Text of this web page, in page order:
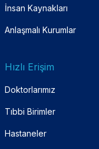
İnsan Kaynakları
Anlaşmalı Kurumlar
Hızlı Erişim
Doktorlarımız
Tıbbi Birimler
Hastaneler